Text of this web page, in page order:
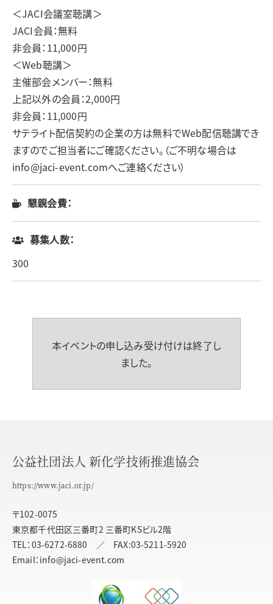
＜JACI会議室聴講＞
JACI会員：無料
非会員：11,000円
＜Web聴講＞
主催部会メンバー：無料
上記以外の会員：2,000円
非会員：11,000円
サテライト配信契約の企業の方は無料でWeb配信聴講でき
ますのでご担当者にご確認ください。（ご不明な場合は
info@jaci-event.comへご連絡ください）
懇親会費：
募集人数：
300
本イベントの申し込み受け付けは終了し
ました。
公益社団法人 新化学技術推進協会
https://www.jaci.or.jp/
〒102-0075
東京都千代田区三番町2 三番町KSビル2階
TEL：03-6272-6880 ／ FAX:03-5211-5920
Email：info@jaci-event.com